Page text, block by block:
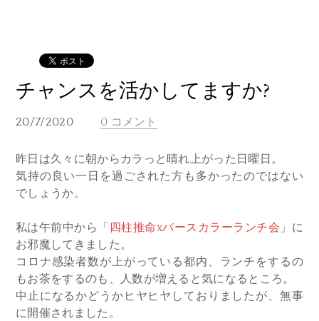
チャンスを活かしてますか?
20/7/2020 0 コメント
昨日は久々に朝からカラっと晴れ上がった日曜日。
気持の良い一日を過ごされた方も多かったのではない
でしょうか。
私は午前中から「 四柱推命xバースカラーランチ会 」に
お邪魔してきました。
コロナ感染者数が上がっている都内、ランチをするの
もお茶をするのも、人数が増えると気になるところ。
中止になるかどうかヒヤヒヤしておりましたが、無事
に開催されました。